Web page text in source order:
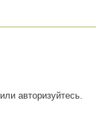
или авторизуйтесь.